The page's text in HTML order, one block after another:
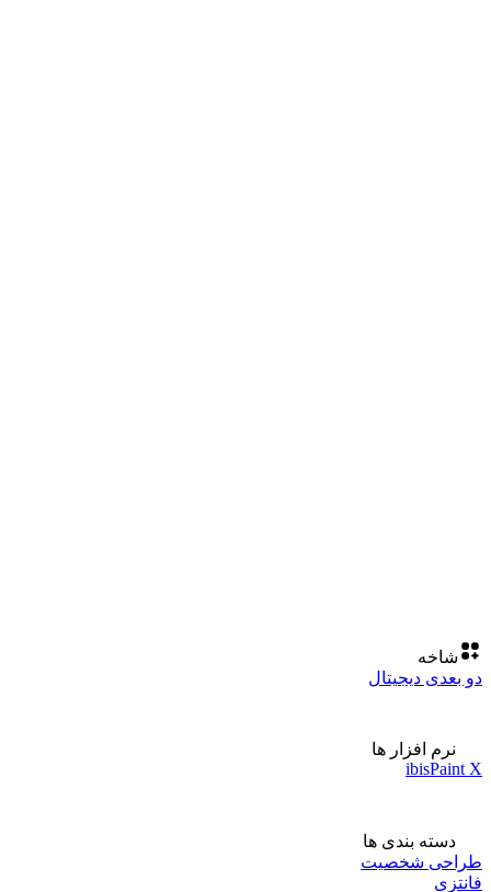
شاخه
دو بعدی دیجیتال
نرم افزار ها
ibisPaint X
دسته بندی ها
طراحی شخصیت
فانتزی